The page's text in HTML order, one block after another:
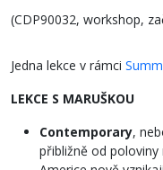
(CDP90032, workshop,
Jedna lekce v rámci
LEKCE S MARUŠKOU
Contemporary,
přibližně od